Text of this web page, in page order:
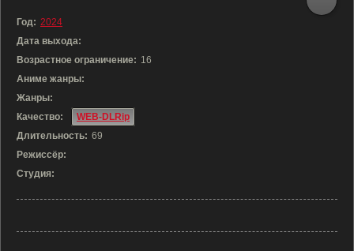
Год: 2024
Дата выхода:
Возрастное ограничение: 16
Аниме жанры:
Жанры:
Качество:
WEB-DLRip
Длительность: 69
Режиссёр:
Студия: